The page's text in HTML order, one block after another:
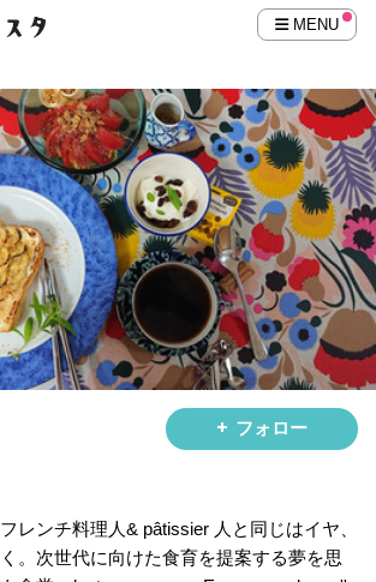
MENU
フォロー
ンチ料理人& pâtissier 人と同じはイヤ、
。次世代に向けた食育を提案する夢を思